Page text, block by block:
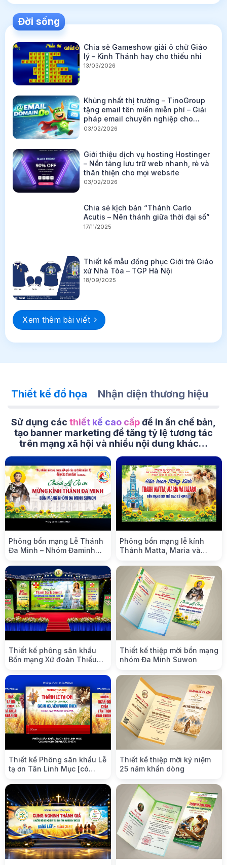
Đời sống
Chia sẻ Gameshow giải ô chữ Giáo
lý – Kinh Thánh hay cho thiếu nhi
13/03/2026
Khủng nhất thị trường – TinoGroup
tặng email tên miền miễn phí – Giải
pháp email chuyên nghiệp cho
website
03/02/2026
Giới thiệu dịch vụ hosting Hostinger
– Nền tảng lưu trữ web nhanh, rẻ và
thân thiện cho mọi website
03/02/2026
Chia sẻ kịch bản “Thánh Carlo
Acutis – Nên thánh giữa thời đại số”
17/11/2025
Thiết kế mẫu đồng phục Giới trẻ Giáo
xứ Nhà Tòa – TGP Hà Nội
18/09/2025
Xem thêm bài viết
Thiết kế đồ họa Nhận diện thương hiệu
Sử dụng các thiết kế cao cấpđể in ấn chế bản,
tạo banner marketing để tăng tỷ lệ tương tác
trên mạng xã hội và nhiều nội dung khác…
Phông bổn mạng Lễ Thánh
Đa Minh – Nhóm Đaminh
Phông bổn mạng lễ kính
Thánh Matta, Maria và
Thiết kế phông sân khấu
Bổn mạng Xứ đoàn Thiếu
Lãng Vân
Thiết kế thiệp mời bổn mạng
nhóm Đa Minh Suwon
Thiết kế Phông sân khấu Lễ
tạ ơn Tân Linh Mục [có
Thiết kế thiệp mời kỷ niệm
25 năm khấn dòng